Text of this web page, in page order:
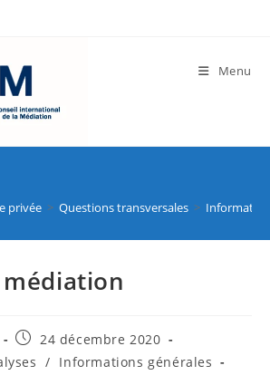
Menu
privée > Questions transversales >
médiation
24 décembre 2020
/ Informations générales